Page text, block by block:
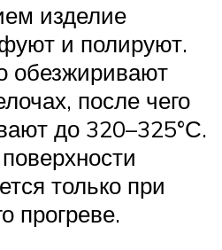
изделие
и полируют.
обезжиривают
после чего
до 320–325°С.
только при
прогреве.